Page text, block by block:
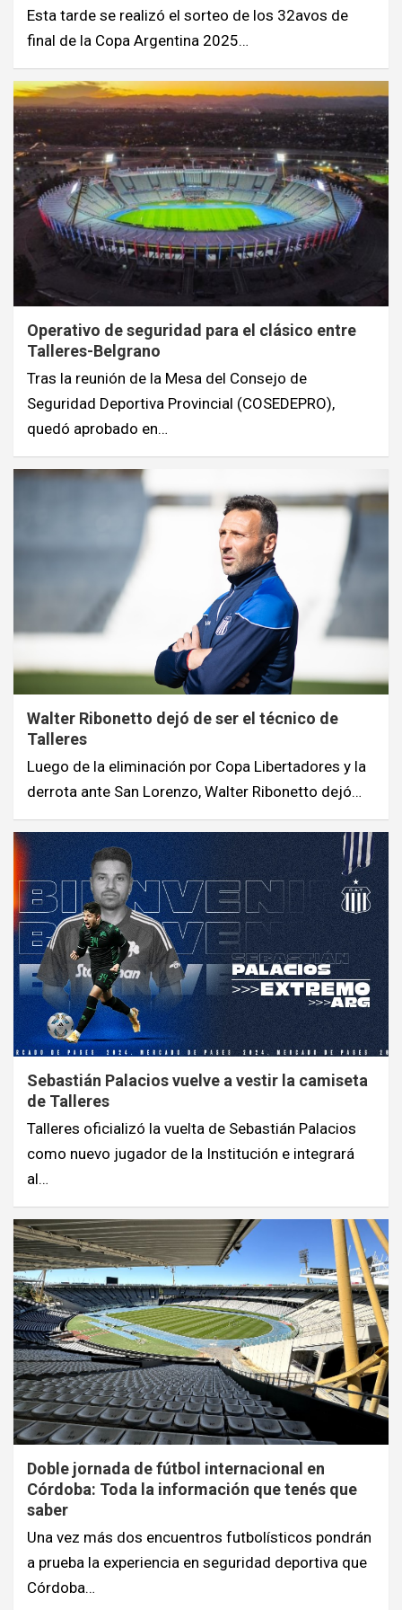
Esta tarde se realizó el sorteo de los 32avos de
final de la Copa Argentina 2025…
Operativo de seguridad para el clásico entre
Talleres-Belgrano
Tras la reunión de la Mesa del Consejo de
Seguridad Deportiva Provincial (COSEDEPRO),
quedó aprobado en…
Walter Ribonetto dejó de ser el técnico de
Talleres
Luego de la eliminación por Copa Libertadores y la
derrota ante San Lorenzo, Walter Ribonetto dejó…
Sebastián Palacios vuelve a vestir la camiseta
de Talleres
Talleres oficializó la vuelta de Sebastián Palacios
como nuevo jugador de la Institución e integrará
al…
Doble jornada de fútbol internacional en
Córdoba: Toda la información que tenés que
saber
Una vez más dos encuentros futbolísticos pondrán
a prueba la experiencia en seguridad deportiva que
Córdoba…